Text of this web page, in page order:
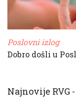
Poslovni izlog
Dobro došli u
Najnovije RVG